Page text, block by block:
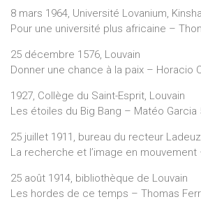
8 mars 1964, Université Lovanium,
Pour une université plus africaine –
25 décembre 1576, Louvain
Donner une chance à la paix – Horacio
1927, Collège du Saint-Esprit, Louvain
Les étoiles du Big Bang – Matéo Garcia
25 juillet 1911, bureau du recteur
La recherche et l’image en
25 août 1914, bibliothèque de Louvain
Les hordes de ce temps – Thomas